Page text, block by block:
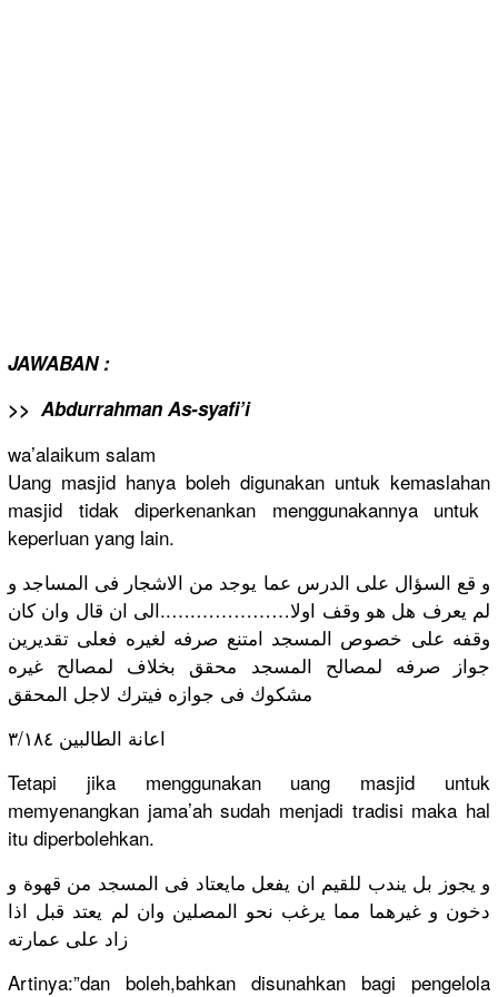
JAWABAN :
>> Abdurrahman As-syafi’i
wa’alaikum salam
Uang masjid hanya boleh digunakan untuk kemaslahan
masjid tidak diperkenankan menggunakannya untuk
keperluan yang lain.
و قع السؤال على الدرس عما يوجد من الاشجار فى المساجد و
لم يعرف هل هو وقف اولا…………….…..الى ان قال وان كان
وقفه على خصوص المسجد امتنع صرفه لغيره فعلى تقديرين
جواز صرفه لمصالح المسجد محقق بخلاف لمصالح غيره
مشكوك فى جوازه فيترك لاجل المحقق
اعانة الطالبين ٣/١٨٤
Tetapi jika menggunakan uang masjid untuk
memyenangkan jama’ah sudah menjadi tradisi maka hal
itu diperbolehkan.
و يجوز بل يندب للقيم ان يفعل مايعتاد فى المسجد من قهوة و
دخون و غيرهما مما يرغب نحو المصلين وان لم يعتد قبل اذا
زاد على عمارته
Artinya:”dan boleh,bahkan disunahkan bagi pengelola